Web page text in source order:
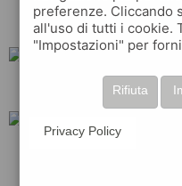
eni
preferenze. Cliccando
all'uso di tutti i cookie.
"Impostazioni" per
Rifiuta
Privacy Policy